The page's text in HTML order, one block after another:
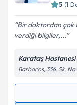
5 (1
Bir doktordan çok
verdiği bilgiler,...
Karataş Hastanesi
Barbaros, 336. Sk.
Randevu